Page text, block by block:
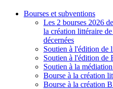
Bourses et subventions
Les 2 bourses 2026
la création littéraire
décernées
Soutien à l'édition de
Soutien à l'édition de
Soutien à la
Bourse à la création
Bourse à la création